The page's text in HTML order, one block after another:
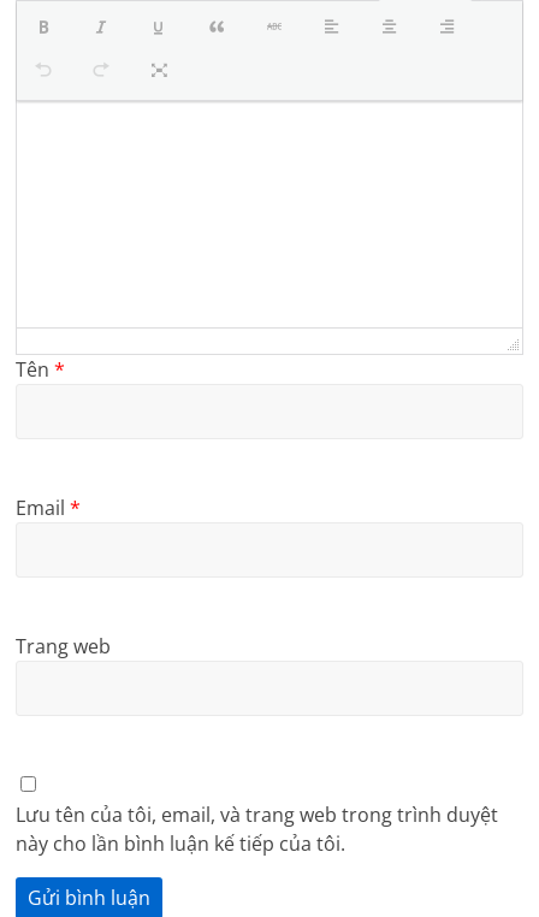
Tên*
Email*
Trang web
Lưu tên của tôi, email, và trang web trong trình duyệt
này cho lần bình luận kế tiếp của tôi.